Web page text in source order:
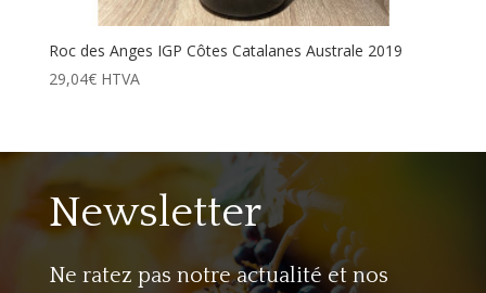
Roc des Anges IGP Côtes Catalanes Australe 2019
29,04€ HTVA
Newsletter
Ne ratez pas notre actualité et nos